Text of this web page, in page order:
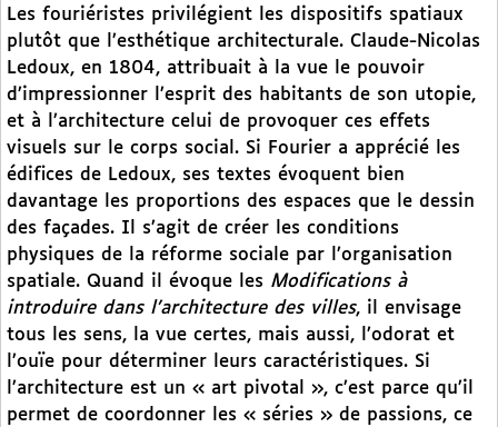
Les fouriéristes privilégient les dispositifs spatiaux
plutôt que l’esthétique architecturale. Claude-Nicolas
Ledoux, en 1804, attribuait à la vue le pouvoir
d’impressionner l’esprit des habitants de son utopie,
et à l’architecture celui de provoquer ces effets
visuels sur le corps social. Si Fourier a apprécié les
édifices de Ledoux, ses textes évoquent bien
davantage les proportions des espaces que le dessin
des façades. Il s’agit de créer les conditions
physiques de la réforme sociale par l’organisation
spatiale. Quand il évoque les Modifications à
introduire dans l’architecture des villes, il envisage
tous les sens, la vue certes, mais aussi, l’odorat et
l’ouïe pour déterminer leurs caractéristiques. Si
l’architecture est un « art pivotal », c’est parce qu’il
permet de coordonner les « séries » de passions, ce